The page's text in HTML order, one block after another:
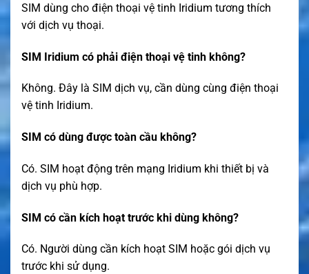
SIM dùng cho điện thoại vệ tinh Iridium tương thích
với dịch vụ thoại.
SIM Iridium có phải điện thoại vệ tinh không?
Không. Đây là SIM dịch vụ, cần dùng cùng điện thoại
vệ tinh Iridium.
SIM có dùng được toàn cầu không?
Có. SIM hoạt động trên mạng Iridium khi thiết bị và
dịch vụ phù hợp.
SIM có cần kích hoạt trước khi dùng không?
Có. Người dùng cần kích hoạt SIM hoặc gói dịch vụ
trước khi sử dụng.